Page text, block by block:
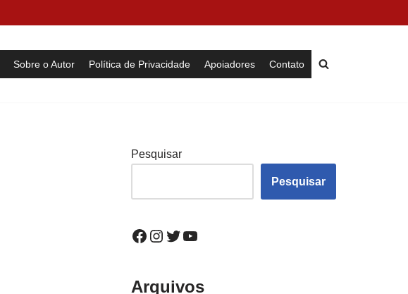
Sobre o Autor Política de Privacidade Apoiadores Contato
Pesquisar
Pesquisar
Arquivos